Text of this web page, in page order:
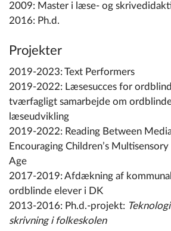
2009: Master i læse- og
2016: Ph.d.
Projekter
2019-2023: Text Performers
2019-2022: Læsesucces for
tværfagligt samarbejde om
læseudvikling
2019-2022: Reading Between
Encouraging Children’s Multisensory
Age
2017-2019: Afdækning af
ordblinde elever i DK
2013-2016: Ph.d.-projekt:
skrivning i folkeskolen